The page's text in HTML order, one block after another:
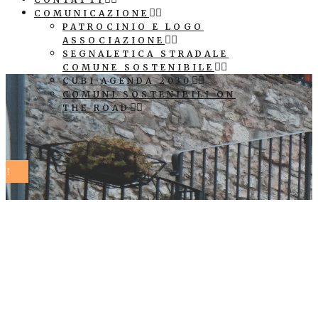
COMUNICAZIONE
PATROCINIO E LOGO
ASSOCIAZIONE
SEGNALETICA STRADALE
COMUNE SOSTENIBILE
CUBI AGENDA 2030
COMUNI SOSTENIBILI ON
THE ROAD